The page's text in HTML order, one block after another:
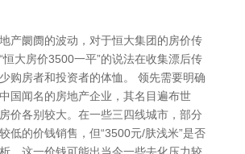
产阛阓的波动，对于恒大集团的房价传
恒大房价3500一平”的说法在收集漂后传
购房者和投资者的体恤。 领先需要明确
国闻名的房地产企业，其名目遍布世
价各别较大。在一些三四线城市，部分
低的价钱销售，但“3500元/肤浅米”是否